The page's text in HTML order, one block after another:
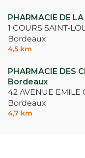
PHARMACIE DE
1 COURS SAINT-
Bordeaux
4,5 km
PHARMACIE DES
Bordeaux
42 AVENUE EMILE
Bordeaux
4,7 km